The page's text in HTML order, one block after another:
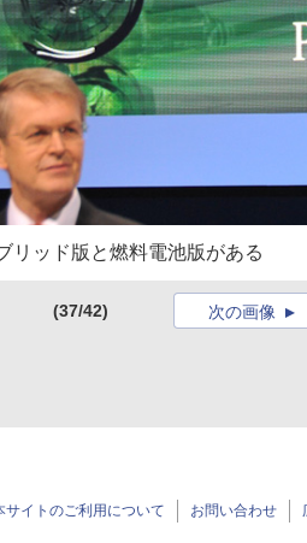
リッド版と燃料電池版がある
(37/42) 次の画像
サイトのご利用について お問い合わせ